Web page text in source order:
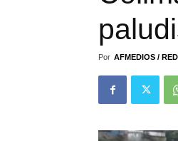
Por AFMEDIOS /